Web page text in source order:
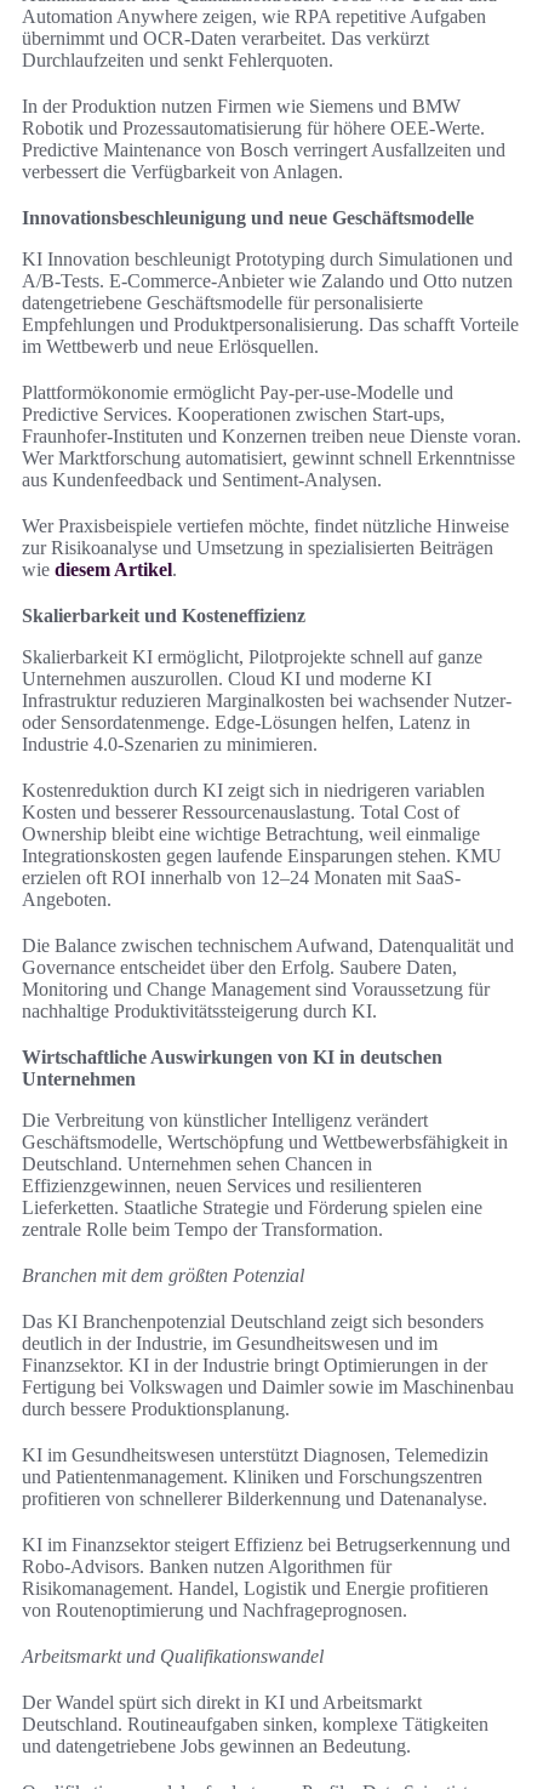
Automation Anywhere zeigen, wie RPA repetitive Aufgaben
übernimmt und OCR-Daten verarbeitet. Das verkürzt
Durchlaufzeiten und senkt Fehlerquoten.
In der Produktion nutzen Firmen wie Siemens und BMW
Robotik und Prozessautomatisierung für höhere OEE-Werte.
Predictive Maintenance von Bosch verringert Ausfallzeiten und
verbessert die Verfügbarkeit von Anlagen.
Innovationsbeschleunigung und neue Geschäftsmodelle
KI Innovation beschleunigt Prototyping durch Simulationen und
A/B-Tests. E‑Commerce-Anbieter wie Zalando und Otto nutzen
datengetriebene Geschäftsmodelle für personalisierte
Empfehlungen und Produktpersonalisierung. Das schafft Vorteile
im Wettbewerb und neue Erlösquellen.
Plattformökonomie ermöglicht Pay-per-use-Modelle und
Predictive Services. Kooperationen zwischen Start-ups,
Fraunhofer-Instituten und Konzernen treiben neue Dienste voran.
Wer Marktforschung automatisiert, gewinnt schnell Erkenntnisse
aus Kundenfeedback und Sentiment-Analysen.
Wer Praxisbeispiele vertiefen möchte, findet nützliche Hinweise
zur Risikoanalyse und Umsetzung in spezialisierten Beiträgen
wie diesem Artikel.
Skalierbarkeit und Kosteneffizienz
Skalierbarkeit KI ermöglicht, Pilotprojekte schnell auf ganze
Unternehmen auszurollen. Cloud KI und moderne KI
Infrastruktur reduzieren Marginalkosten bei wachsender Nutzer-
oder Sensordatenmenge. Edge-Lösungen helfen, Latenz in
Industrie 4.0-Szenarien zu minimieren.
Kostenreduktion durch KI zeigt sich in niedrigeren variablen
Kosten und besserer Ressourcenauslastung. Total Cost of
Ownership bleibt eine wichtige Betrachtung, weil einmalige
Integrationskosten gegen laufende Einsparungen stehen. KMU
erzielen oft ROI innerhalb von 12–24 Monaten mit SaaS-
Angeboten.
Die Balance zwischen technischem Aufwand, Datenqualität und
Governance entscheidet über den Erfolg. Saubere Daten,
Monitoring und Change Management sind Voraussetzung für
nachhaltige Produktivitätssteigerung durch KI.
Wirtschaftliche Auswirkungen von KI in deutschen
Unternehmen
Die Verbreitung von künstlicher Intelligenz verändert
Geschäftsmodelle, Wertschöpfung und Wettbewerbsfähigkeit in
Deutschland. Unternehmen sehen Chancen in
Effizienzgewinnen, neuen Services und resilienteren
Lieferketten. Staatliche Strategie und Förderung spielen eine
zentrale Rolle beim Tempo der Transformation.
Branchen mit dem größten Potenzial
Das KI Branchenpotenzial Deutschland zeigt sich besonders
deutlich in der Industrie, im Gesundheitswesen und im
Finanzsektor. KI in der Industrie bringt Optimierungen in der
Fertigung bei Volkswagen und Daimler sowie im Maschinenbau
durch bessere Produktionsplanung.
KI im Gesundheitswesen unterstützt Diagnosen, Telemedizin
und Patientenmanagement. Kliniken und Forschungszentren
profitieren von schnellerer Bilderkennung und Datenanalyse.
KI im Finanzsektor steigert Effizienz bei Betrugserkennung und
Robo-Advisors. Banken nutzen Algorithmen für
Risikomanagement. Handel, Logistik und Energie profitieren
von Routenoptimierung und Nachfrageprognosen.
Arbeitsmarkt und Qualifikationswandel
Der Wandel spürt sich direkt in KI und Arbeitsmarkt
Deutschland. Routineaufgaben sinken, komplexe Tätigkeiten
und datengetriebene Jobs gewinnen an Bedeutung.